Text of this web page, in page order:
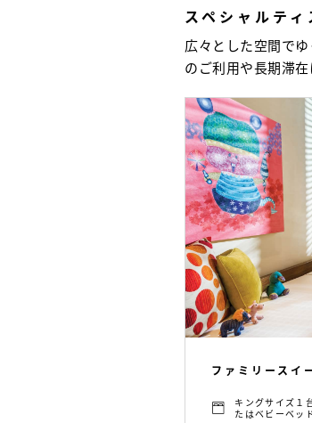
スペシャルテ
広々とした空間で
のご利用や長期滞在
ファミリースイ
キングサイズ１
たはベビーベッ